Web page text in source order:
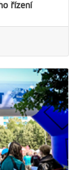
řízení